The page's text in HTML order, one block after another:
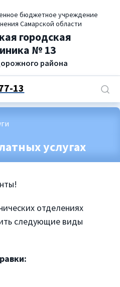
бюджетное учреждение
Самарской области
городская
№ 13
района
13
услугах
отделениях
следующие виды